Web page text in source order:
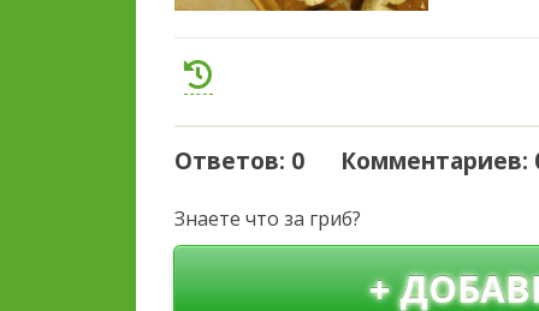
Ответов: 0 Комментариев:
Знаете что за гриб?
+